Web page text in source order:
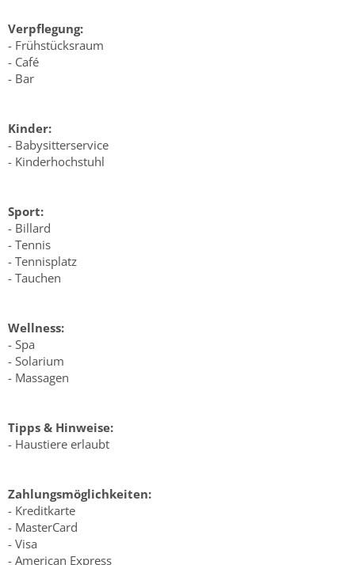
Verpflegung:
- Frühstücksraum
- Café
- Bar
Kinder:
- Babysitterservice
- Kinderhochstuhl
Sport:
- Billard
- Tennis
- Tennisplatz
- Tauchen
Wellness:
- Spa
- Solarium
- Massagen
Tipps & Hinweise:
- Haustiere erlaubt
Zahlungsmöglichkeiten:
- Kreditkarte
- MasterCard
- Visa
- American Express